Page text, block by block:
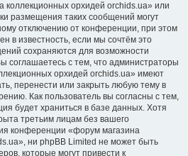
орхидей orchids.ua» или
размещения таких сообщений могут
отключению от конференции, при этом
в известность, если мы сочтём это
сохраняются для возможности
соглашаетесь с тем, что администраторы
орхидей orchids.ua» имеют
перенести или закрыть любую тему в
Как пользователь вы согласны с тем,
будет храниться в базе данных. Хотя
третьим лицам без вашего
конференции «форум магазина
ни phpBB Limited не может быть
которые могут привести к